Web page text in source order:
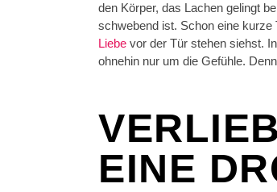
den Körper, das Lachen gelingt
schwebend ist. Schon eine
Liebe vor der Tür stehen siehst.
ohnehin nur um die Gefühle.
EINE